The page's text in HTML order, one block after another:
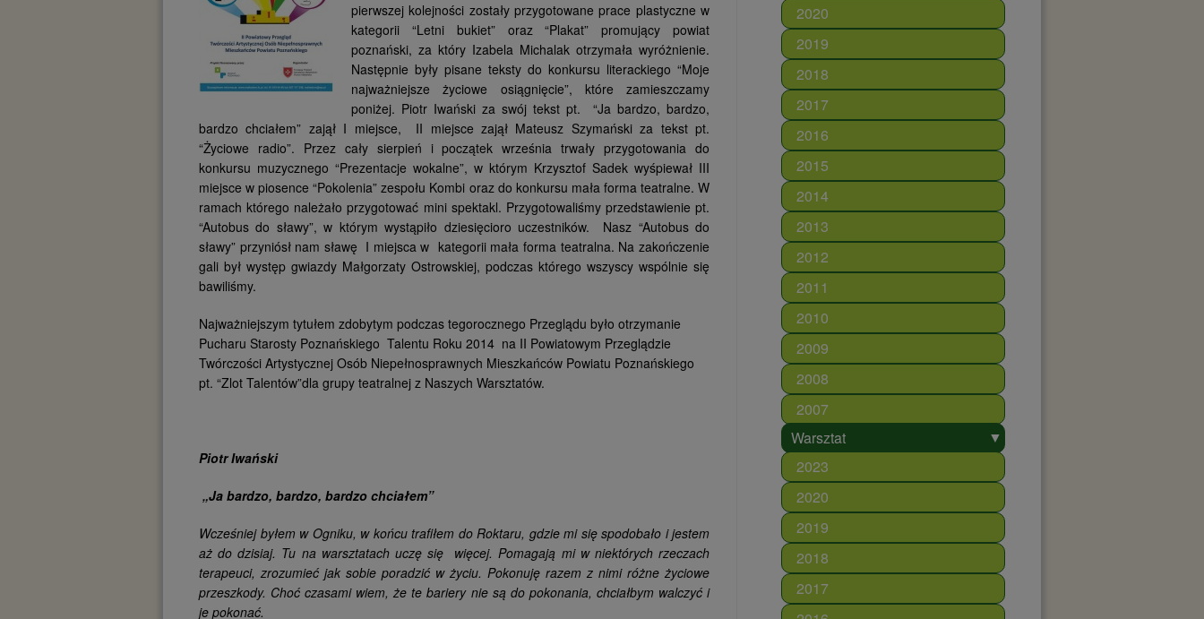
pierwszej kolejności zostały przygotowane prace plastyczne w
kategorii “Letni bukiet” oraz “Plakat” promujący powiat
poznański, za który Izabela Michalak otrzymała wyróżnienie.
Następnie były pisane teksty do konkursu literackiego “Moje
najważniejsze życiowe osiągnięcie”, które zamieszczamy
poniżej. Piotr Iwański za swój tekst pt. “Ja bardzo, bardzo,
bardzo chciałem” zajął I miejsce, II miejsce zajął Mateusz Szymański za tekst pt.
“Życiowe radio”. Przez cały sierpień i początek września trwały przygotowania do
konkursu muzycznego “Prezentacje wokalne”, w którym Krzysztof Sadek wyśpiewał III
miejsce w piosence “Pokolenia” zespołu Kombi oraz do konkursu mała forma teatralne. W
ramach którego należało przygotować mini spektakl. Przygotowaliśmy przedstawienie pt.
“Autobus do sławy”, w którym wystąpiło dziesięcioro uczestników. Nasz “Autobus do
sławy” przyniósł nam sławę I miejsca w kategorii mała forma teatralna. Na zakończenie
gali był występ gwiazdy Małgorzaty Ostrowskiej, podczas którego wszyscy wspólnie się
bawiliśmy.
Najważniejszym tytułem zdobytym podczas tegorocznego Przeglądu było otrzymanie
Pucharu Starosty Poznańskiego Talentu Roku 2014 na II Powiatowym Przeglądzie
Twórczości Artystycznej Osób Niepełnosprawnych Mieszkańców Powiatu Poznańskiego
pt. “Zlot Talentów”dla grupy teatralnej z Naszych Warsztatów.
Piotr Iwański
„Ja bardzo, bardzo, bardzo chciałem”
Wcześniej byłem w Ogniku, w końcu trafiłem do Roktaru, gdzie mi się spodobało i jestem
aż do dzisiaj. Tu na warsztatach uczę się więcej. Pomagają mi w niektórych rzeczach
terapeuci, zrozumieć jak sobie poradzić w życiu. Pokonuję razem z nimi różne życiowe
przeszkody. Choć czasami wiem, że te bariery nie są do pokonania, chciałbym walczyć i
je pokonać.
2020
2019
2018
2017
2016
2015
2014
2013
2012
2011
2010
2009
2008
2007
▼
Warsztat
2023
2020
2019
2018
2017